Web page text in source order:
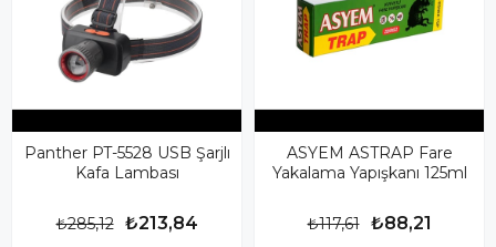
Panther PT-5528 USB Şarjlı
Kafa Lambası
₺213,84
₺285,12
ASYEM ASTRAP Fare
Yakalama Yapışkanı 125ml
₺88,21
₺117,61